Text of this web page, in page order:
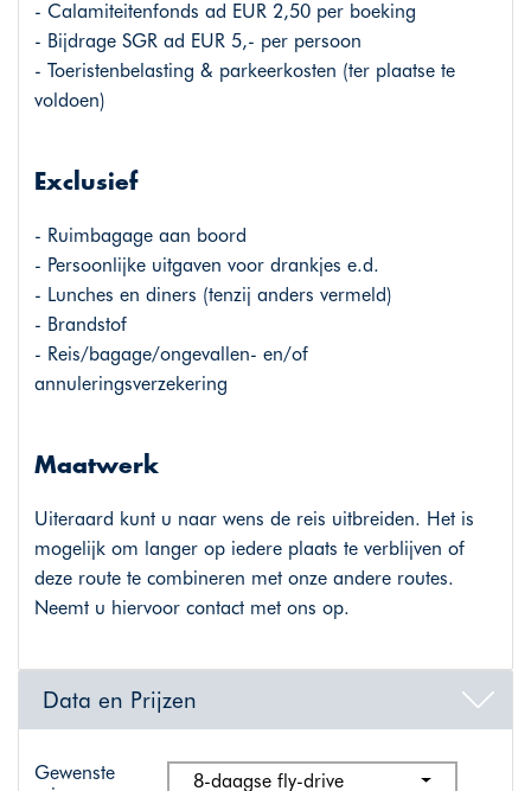
- Calamiteitenfonds ad EUR 2,50 per boeking
- Bijdrage SGR ad EUR 5,- per persoon
- Toeristenbelasting & parkeerkosten (ter plaatse te
voldoen)
Exclusief
- Ruimbagage aan boord
- Persoonlijke uitgaven voor drankjes e.d.
- Lunches en diners (tenzij anders vermeld)
- Brandstof
- Reis/bagage/ongevallen- en/of
annuleringsverzekering
Maatwerk
Uiteraard kunt u naar wens de reis uitbreiden. Het is
mogelijk om langer op iedere plaats te verblijven of
deze route te combineren met onze andere routes.
Neemt u hiervoor contact met ons op.
Data en Prijzen
Gewenste
8-daagse fly-drive